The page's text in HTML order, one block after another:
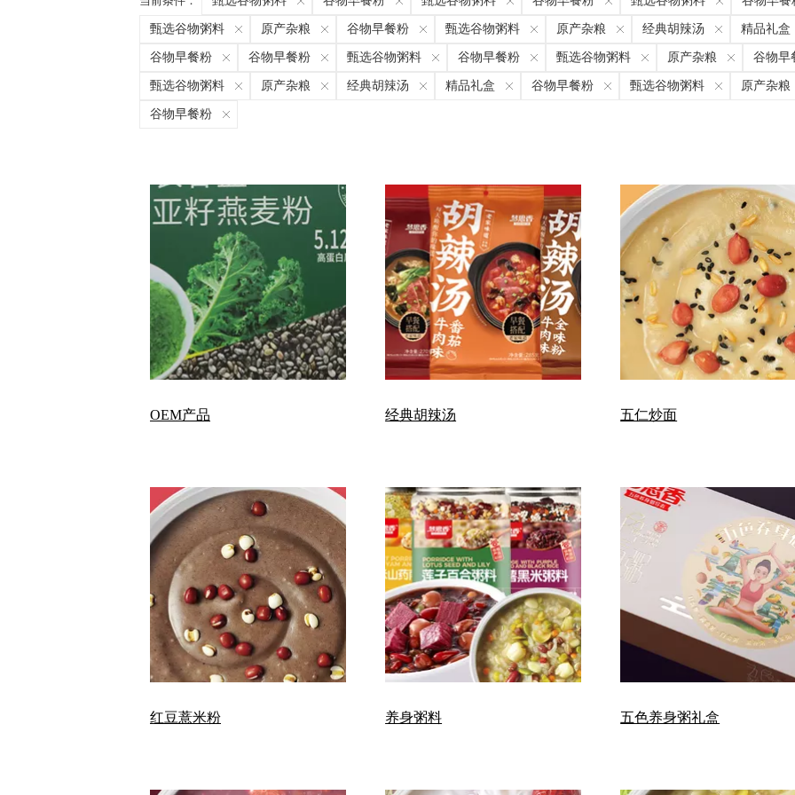
甄选谷物粥料 原产杂粮 谷物早餐粉 甄选谷物粥料 原产杂粮 经典胡辣汤 精品礼盒
谷物早餐粉 谷物早餐粉 甄选谷物粥料 谷物早餐粉 甄选谷物粥料 原产杂粮 谷物早
甄选谷物粥料 原产杂粮 经典胡辣汤 精品礼盒 谷物早餐粉 甄选谷物粥料 原产杂粮
谷物早餐粉
OEM产品 经典胡辣汤 五仁炒面
红豆薏米粉 养身粥料 五色养身粥礼盒